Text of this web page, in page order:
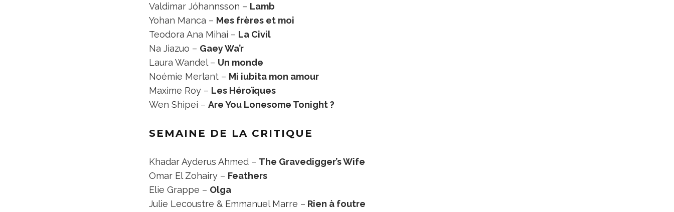
Valdimar Jóhannsson – Lamb
Yohan Manca – Mes frères et moi
Teodora Ana Mihai – La Civil
Na Jiazuo – Gaey Wa’r
Laura Wandel – Un monde
Noémie Merlant – Mi iubita mon amour
Maxime Roy – Les Héroïques
Wen Shipei – Are You Lonesome Tonight ?
SEMAINE DE LA CRITIQUE
Khadar Ayderus Ahmed – The Gravedigger’s Wife
Omar El Zohairy – Feathers
Elie Grappe – Olga
Julie Lecoustre & Emmanuel Marre – Rien à foutre